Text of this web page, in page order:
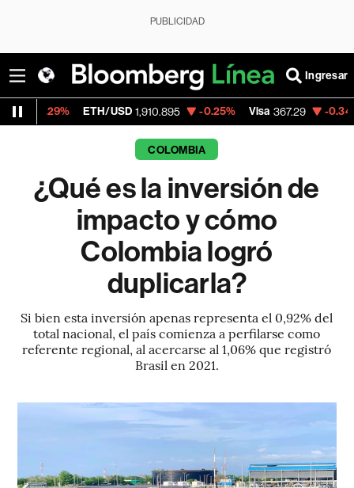
PUBLICIDAD
Ingresar
ETH/USD 1,910.895 -0.25% Visa 367.29 -0.34%
COLOMBIA
¿Qué es la inversión de
impacto y cómo
Colombia logró
duplicarla?
Si bien esta inversión apenas representa el 0,92% del
total nacional, el país comienza a perfilarse como
referente regional, al acercarse al 1,06% que registró
Brasil en 2021.